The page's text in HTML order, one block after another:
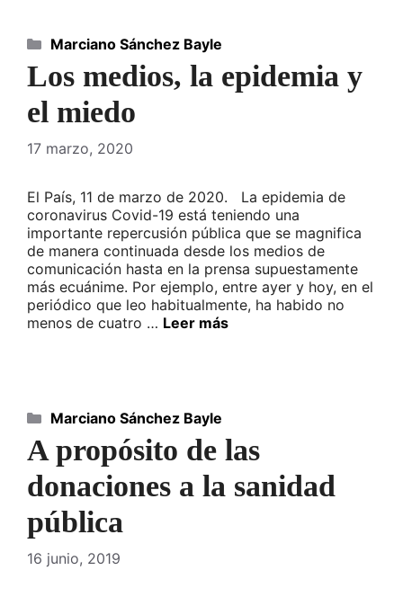
Los medios, la epidemia y
el miedo
17 marzo, 2020
El País, 11 de marzo de 2020. La epidemia de
coronavirus Covid-19 está teniendo una
importante repercusión pública que se magnifica
de manera continuada desde los medios de
comunicación hasta en la prensa supuestamente
más ecuánime. Por ejemplo, entre ayer y hoy, en el
periódico que leo habitualmente, ha habido no
menos de cuatro … Leer más
Categorías
Marciano Sánchez Bayle
A propósito de las
donaciones a la sanidad
pública
16 junio, 2019
Categorías
Marciano Sánchez Bayle